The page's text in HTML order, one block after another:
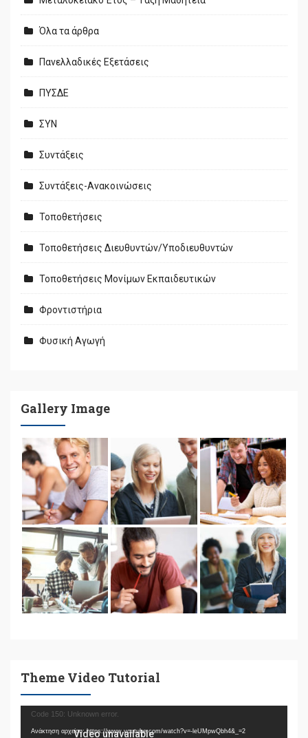
Όλα τα άρθρα
Πανελλαδικές Εξετάσεις
ΠΥΣΔΕ
ΣΥΝ
Συντάξεις
Συντάξεις-Ανακοινώσεις
Τοποθετήσεις
Τοποθετήσεις Διευθυντών/Υποδιευθυντών
Τοποθετήσεις Μονίμων Εκπαιδευτικών
Φροντιστήρια
Φυσική Αγωγή
Gallery Image
Theme Video Tutorial
Πρόγραμμα
Αναπαραγωγής
Code 150: Unknown error.
Ανάκτηση αρχείου: https://www.youtube.com/watch?v=-leUMpwQbh4&_=2